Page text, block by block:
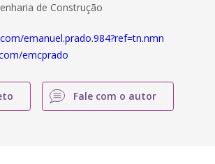
de Construção
emanuel.prado.984?ref=tn.nmn
emcprado
Fale com o autor